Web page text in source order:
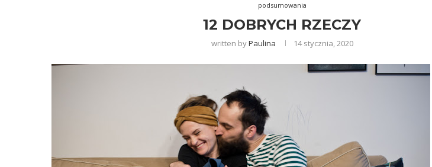
podsumowania
12 DOBRYCH RZECZY
written byPaulina 14 stycznia, 2020